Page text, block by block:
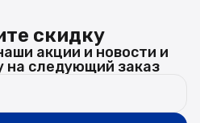
скидку
акции и новости и
на следующий заказ